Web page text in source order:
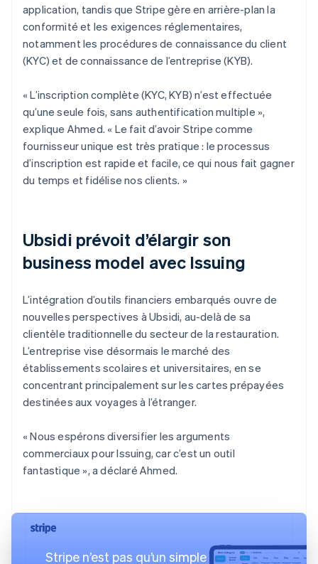
application, tandis que Stripe gère en arrière-plan la
conformité et les exigences réglementaires,
notamment les procédures de connaissance du client
(KYC) et de connaissance de l’entreprise (KYB).
« L’inscription complète (KYC, KYB) n’est effectuée
qu’une seule fois, sans authentification multiple »,
explique Ahmed. « Le fait d’avoir Stripe comme
fournisseur unique est très pratique : le processus
d’inscription est rapide et facile, ce qui nous fait gagner
du temps et fidélise nos clients. »
Ubsidi prévoit d’élargir son
business model avec Issuing
L’intégration d’outils financiers embarqués ouvre de
nouvelles perspectives à Ubsidi, au-delà de sa
clientèle traditionnelle du secteur de la restauration.
L’entreprise vise désormais le marché des
établissements scolaires et universitaires, en se
concentrant principalement sur les cartes prépayées
destinées aux voyages à l’étranger.
« Nous espérons diversifier les arguments
commerciaux pour Issuing, car c’est un outil
fantastique », a déclaré Ahmed.
Stripe n’est pas qu’un simple